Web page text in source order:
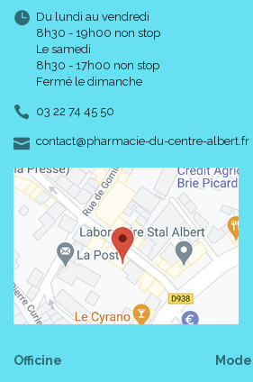
Du lundi au vendredi
8h30 - 19h00 non stop
Le samedi
8h30 - 17h00 non stop
Fermé le dimanche
03 22 74 45 50
contact-
@-
pharmacie-du-centre-albert.fr
Officine